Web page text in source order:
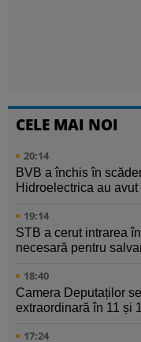
CELE MAI NOI
20:14
BVB a închis în
Hidroelectrica au
19:14
STB a cerut intrarea
necesară pentru
18:40
Camera Deputaților
extraordinară în 11 și
17:24